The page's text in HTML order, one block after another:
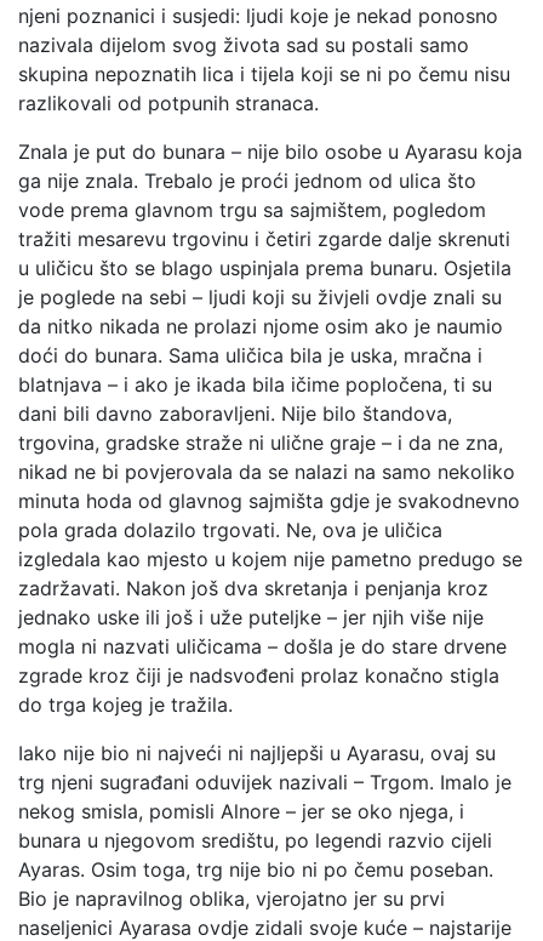
njeni poznanici i susjedi: ljudi koje je nekad ponosno
nazivala dijelom svog života sad su postali samo
skupina nepoznatih lica i tijela koji se ni po čemu nisu
razlikovali od potpunih stranaca.
Znala je put do bunara – nije bilo osobe u Ayarasu koja
ga nije znala. Trebalo je proći jednom od ulica što
vode prema glavnom trgu sa sajmištem, pogledom
tražiti mesarevu trgovinu i četiri zgarde dalje skrenuti
u uličicu što se blago uspinjala prema bunaru. Osjetila
je poglede na sebi – ljudi koji su živjeli ovdje znali su
da nitko nikada ne prolazi njome osim ako je naumio
doći do bunara. Sama uličica bila je uska, mračna i
blatnjava – i ako je ikada bila ičime popločena, ti su
dani bili davno zaboravljeni. Nije bilo štandova,
trgovina, gradske straže ni ulične graje – i da ne zna,
nikad ne bi povjerovala da se nalazi na samo nekoliko
minuta hoda od glavnog sajmišta gdje je svakodnevno
pola grada dolazilo trgovati. Ne, ova je uličica
izgledala kao mjesto u kojem nije pametno predugo se
zadržavati. Nakon još dva skretanja i penjanja kroz
jednako uske ili još i uže puteljke – jer njih više nije
mogla ni nazvati uličicama – došla je do stare drvene
zgrade kroz čiji je nadsvođeni prolaz konačno stigla
do trga kojeg je tražila.
Iako nije bio ni najveći ni najljepši u Ayarasu, ovaj su
trg njeni sugrađani oduvijek nazivali – Trgom. Imalo je
nekog smisla, pomisli Alnore – jer se oko njega, i
bunara u njegovom središtu, po legendi razvio cijeli
Ayaras. Osim toga, trg nije bio ni po čemu poseban.
Bio je napravilnog oblika, vjerojatno jer su prvi
naseljenici Ayarasa ovdje zidali svoje kuće – najstarije